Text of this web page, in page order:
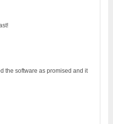
the software as promised and it